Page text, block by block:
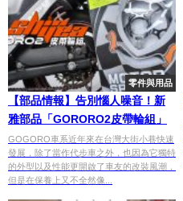
零件與用品
【部品情報】告別惱人噪音！新
雅部品「GORORO2皮帶輪組」
GOGORO車系近年來在台灣大街小巷快速
發展，除了當作代步車之外，也因為它獨特
的外型以及性能更開啟了車友的改裝風潮，
但是在保養上又不全然像...